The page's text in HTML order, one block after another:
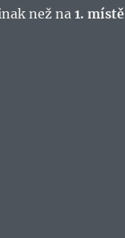
než na 1. místě